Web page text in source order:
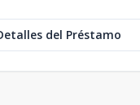
del Préstamo